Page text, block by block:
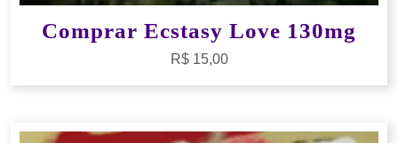
Comprar Ecstasy Love 130mg
R$15,00